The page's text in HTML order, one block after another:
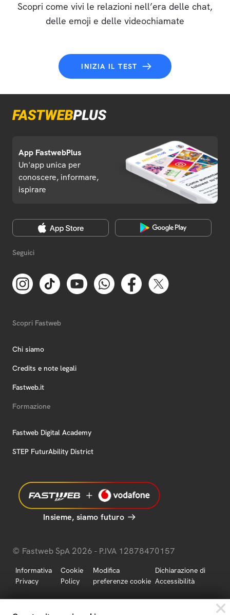
Scopri come vivi le relazioni nell’era delle chat,
delle emoji e delle videochiamate
INIZIA IL TEST
App FastwebPlus
Un'app unica per
conoscere, informare,
ispirare
Seguici
Scopri Fastweb
Chi siamo
Credits e note legali
Fastweb.it
Formazione
Fastweb Digital Academy
STEP FuturAbility District
Insieme, siamo futuro
© Fastweb SpA 2026 - P.IVA 12878470157
Informativa
Privacy
Cookie
Policy
Modifica
preferenze cookie
Dichiarazione di
Accessibilità